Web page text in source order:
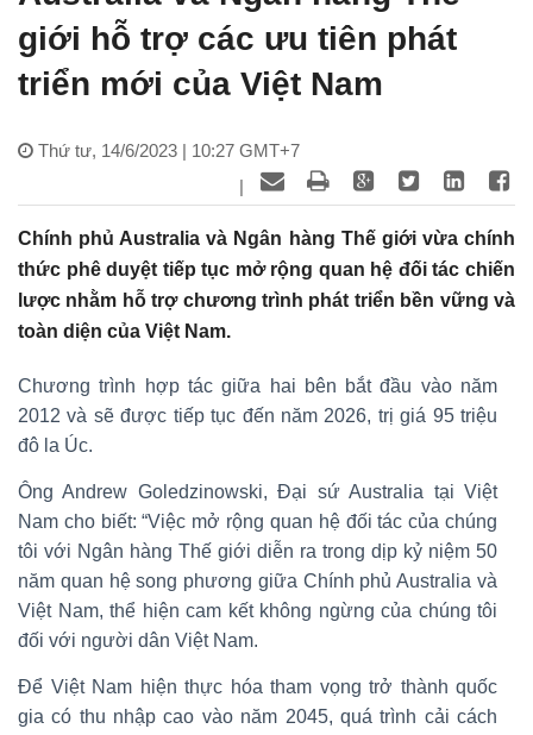
giới hỗ trợ các ưu tiên phát
triển mới của Việt Nam
Thứ tư, 14/6/2023 | 10:27 GMT+7
|
Chính phủ Australia và Ngân hàng Thế giới vừa chính
thức phê duyệt tiếp tục mở rộng quan hệ đối tác chiến
lược nhằm hỗ trợ chương trình phát triển bền vững và
toàn diện của Việt Nam.
Chương trình hợp tác giữa hai bên bắt đầu vào năm
2012 và sẽ được tiếp tục đến năm 2026, trị giá 95 triệu
đô la Úc.
Ông Andrew Goledzinowski, Đại sứ Australia tại Việt
Nam cho biết: “Việc mở rộng quan hệ đối tác của chúng
tôi với Ngân hàng Thế giới diễn ra trong dịp kỷ niệm 50
năm quan hệ song phương giữa Chính phủ Australia và
Việt Nam, thể hiện cam kết không ngừng của chúng tôi
đối với người dân Việt Nam.
Để Việt Nam hiện thực hóa tham vọng trở thành quốc
gia có thu nhập cao vào năm 2045, quá trình cải cách